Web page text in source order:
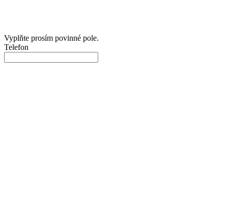
Vyplňte prosím povinné pole.
Telefon